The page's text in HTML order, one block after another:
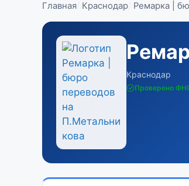
Главная Краснодар Ремарка |
Краснодар
Проверено